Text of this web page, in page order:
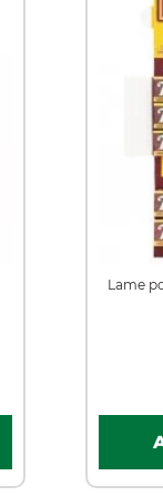
Lame